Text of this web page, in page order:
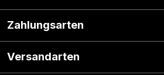
Zahlungsarten
Versandarten